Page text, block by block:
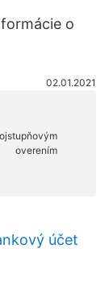
o
02.01.2021
účet